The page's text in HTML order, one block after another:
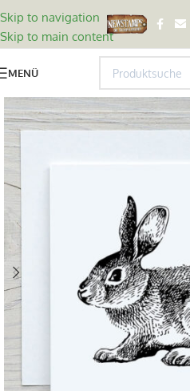
Skip to navigation
Skip to main content
MENÜ